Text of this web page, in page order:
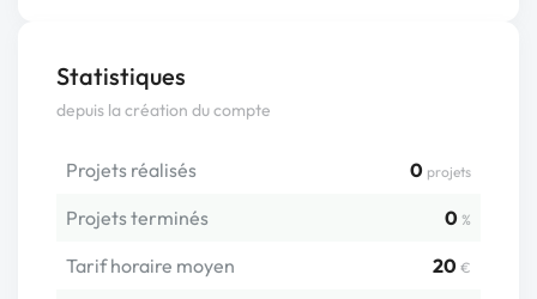
Statistiques
depuis la création du compte
Projets réalisés 0 projets
Projets terminés 0 %
Tarif horaire moyen 20 €